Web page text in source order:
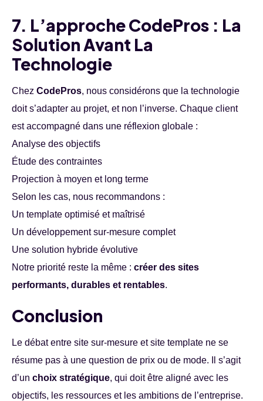
7. L’approche CodePros : La
Solution Avant La
Technologie
Chez CodePros, nous considérons que la technologie
doit s’adapter au projet, et non l’inverse. Chaque client
est accompagné dans une réflexion globale :
Analyse des objectifs
Étude des contraintes
Projection à moyen et long terme
Selon les cas, nous recommandons :
Un template optimisé et maîtrisé
Un développement sur-mesure complet
Une solution hybride évolutive
Notre priorité reste la même : créer des sites
performants, durables et rentables.
Conclusion
Le débat entre site sur-mesure et site template ne se
résume pas à une question de prix ou de mode. Il s’agit
d’un choix stratégique, qui doit être aligné avec les
objectifs, les ressources et les ambitions de l’entreprise.